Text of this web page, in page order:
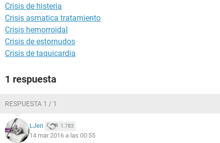
Crisis de histeria
Crisis asmatica tratamiento
Crisis hemorroidal
Crisis de estornudos
Crisis de taquicardia
1 respuesta
RESPUESTA 1 / 1
LJeri 1.783
14 mar 2016 a las 00:55